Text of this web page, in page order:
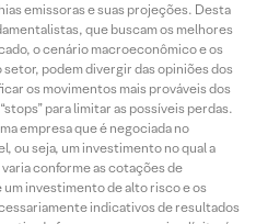
emissoras e suas projeções. Desta
que buscam os melhores
o cenário macroeconômico e os
podem divergir das opiniões dos
os movimentos mais prováveis dos
para limitar as possíveis perdas.
empresa que é negociada no
ou seja, um investimento no qual a
conforme as cotações de
investimento de alto risco e os
indicativos de resultados